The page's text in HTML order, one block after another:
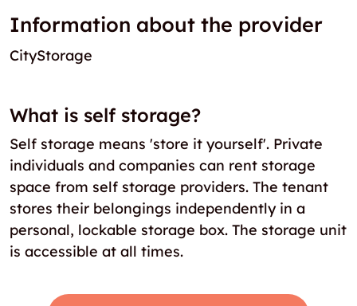
Information about the provider
CityStorage
What is self storage?
Self storage means 'store it yourself'. Private
individuals and companies can rent storage
space from self storage providers. The tenant
stores their belongings independently in a
personal, lockable storage box. The storage unit
is accessible at all times.